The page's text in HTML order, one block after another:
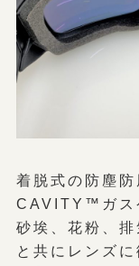
着脱式の防塵
CAVITY™ガス
砂埃、花粉、
と共にレンズ